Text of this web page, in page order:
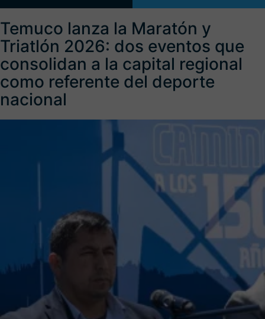
Temuco lanza la Maratón y
Triatlón 2026: dos eventos que
consolidan a la capital regional
como referente del deporte
nacional